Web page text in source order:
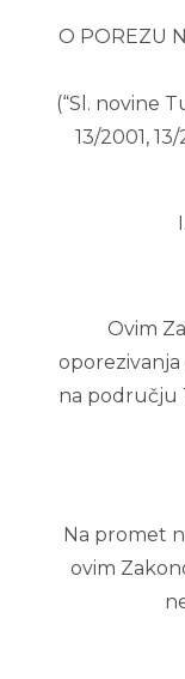
O POREZU
(“Sl. novine
13/2001,
Ovim
na području
Na promet
ovim